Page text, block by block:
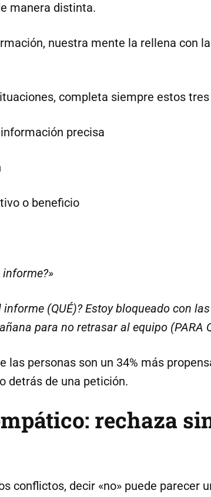
manera distinta.
nuestra mente la rellena con
completa siempre estos
precisa
o beneficio
informe?»
informe (QUÉ)? Estoy bloqueado con
para no retrasar al equipo (PARA
las personas son un 34% más
detrás de una petición.
rechaza
conflictos, decir «no» puede parecer